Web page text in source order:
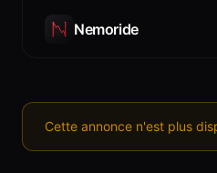
Nemoride
Cette annonce n'est plus